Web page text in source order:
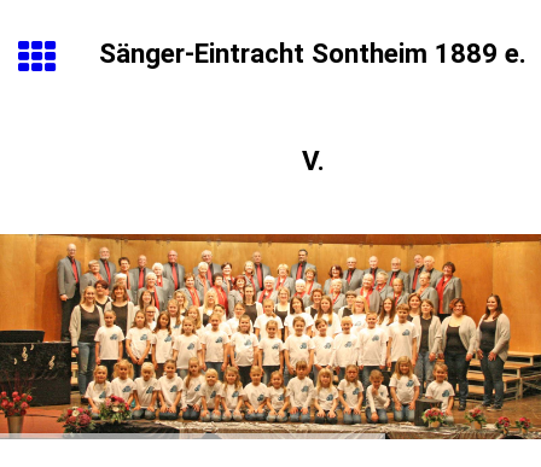
Sänger-Eintracht Sontheim 1889 e.
V.